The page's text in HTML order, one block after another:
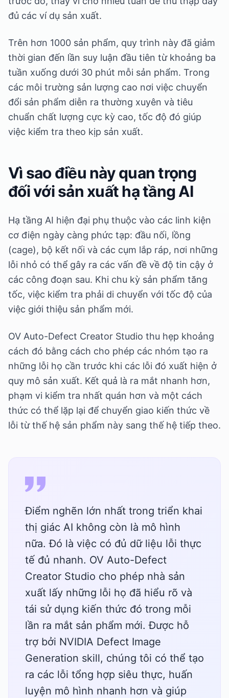
đủ các ví dụ sản xuất.
Trên hơn 1000 sản phẩm, quy trình này đã giảm
thời gian đến lần suy luận đầu tiên từ khoảng ba
tuần xuống dưới 30 phút mỗi sản phẩm. Trong
các môi trường sản lượng cao nơi việc chuyển
đổi sản phẩm diễn ra thường xuyên và tiêu
chuẩn chất lượng cực kỳ cao, tốc độ đó giúp
việc kiểm tra theo kịp sản xuất.
Vì sao điều này quan trọng
đối với sản xuất hạ tầng AI
Hạ tầng AI hiện đại phụ thuộc vào các linh kiện
cơ điện ngày càng phức tạp: đầu nối, lồng
(cage), bộ kết nối và các cụm lắp ráp, nơi những
lỗi nhỏ có thể gây ra các vấn đề về độ tin cậy ở
các công đoạn sau. Khi chu kỳ sản phẩm tăng
tốc, việc kiểm tra phải di chuyển với tốc độ của
việc giới thiệu sản phẩm mới.
OV Auto-Defect Creator Studio thu hẹp khoảng
cách đó bằng cách cho phép các nhóm tạo ra
những lỗi họ cần trước khi các lỗi đó xuất hiện ở
quy mô sản xuất. Kết quả là ra mắt nhanh hơn,
phạm vi kiểm tra nhất quán hơn và một cách
thức có thể lặp lại để chuyển giao kiến thức về
lỗi từ thế hệ sản phẩm này sang thế hệ tiếp theo.
Điểm nghẽn lớn nhất trong triển khai
thị giác AI không còn là mô hình
nữa. Đó là việc có đủ dữ liệu lỗi thực
tế đủ nhanh. OV Auto-Defect
Creator Studio cho phép nhà sản
xuất lấy những lỗi họ đã hiểu rõ và
tái sử dụng kiến thức đó trong mỗi
lần ra mắt sản phẩm mới. Được hỗ
trợ bởi NVIDIA Defect Image
Generation skill, chúng tôi có thể tạo
ra các lỗi tổng hợp siêu thực, huấn
luyện mô hình nhanh hơn và giúp